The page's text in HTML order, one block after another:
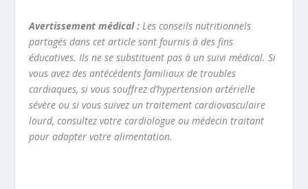
Avertissement médical : Les conseils nutritionnels
partagés dans cet article sont fournis à des fins
éducatives. Ils ne se substituent pas à un suivi médical. Si
vous avez des antécédents familiaux de troubles
cardiaques, si vous souffrez d’hypertension artérielle
sévère ou si vous suivez un traitement cardiovasculaire
lourd, consultez votre cardiologue ou médecin traitant
pour adapter votre alimentation.